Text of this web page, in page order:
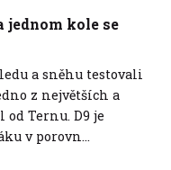
jednom kole se
a sněhu testovali
z největších a
Ternu. D9 je
v porovn...